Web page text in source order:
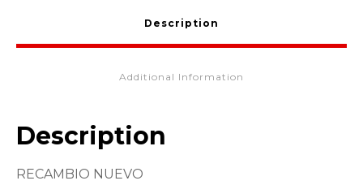
Description
Additional Information
Description
RECAMBIO NUEVO